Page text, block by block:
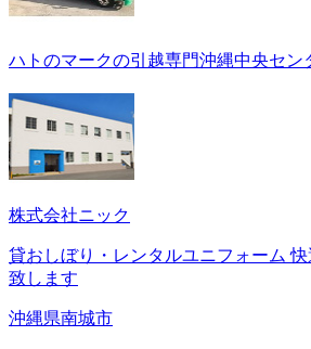
ハトのマークの引越専門沖縄中央セン
株式会社ニック
貸おしぼり・レンタルユニフォーム
致します
沖縄県南城市